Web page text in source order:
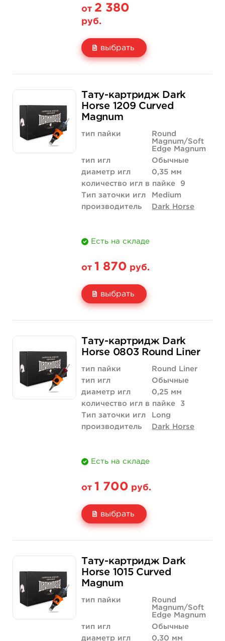
от 2 380
руб.
выбрать
Количество
2 380 руб.
купить
Тату-картридж Dark
Horse 1209 Curved
Magnum
тип пайки
Round
Magnum/Soft
Edge Magnum
тип игл
Обычные
диаметр игл
0,35 мм
количество игл в пайке
9
Тип заточки игл
Medium
производитель
Dark Horse
Есть на складе
от 1 870 руб.
выбрать
Количество
1 870 руб.
купить
Тату-картридж Dark
Horse 0803 Round Liner
тип пайки
Round Liner
тип игл
Обычные
диаметр игл
0,25 мм
количество игл в пайке
3
Тип заточки игл
Long
производитель
Dark Horse
Есть на складе
от 1 700 руб.
выбрать
Количество
1 700 руб.
купить
Тату-картридж Dark
Horse 1015 Curved
Magnum
тип пайки
Round
Magnum/Soft
Edge Magnum
тип игл
Обычные
диаметр игл
0,30 мм